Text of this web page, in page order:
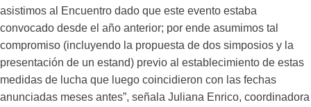
asistimos al Encuentro dado que este evento estaba
convocado desde el año anterior; por ende asumimos tal
compromiso (incluyendo la propuesta de dos simposios y la
presentación de un estand) previo al establecimiento de estas
medidas de lucha que luego coincidieron con las fechas
anunciadas meses antes”, señala Juliana Enrico, coordinadora